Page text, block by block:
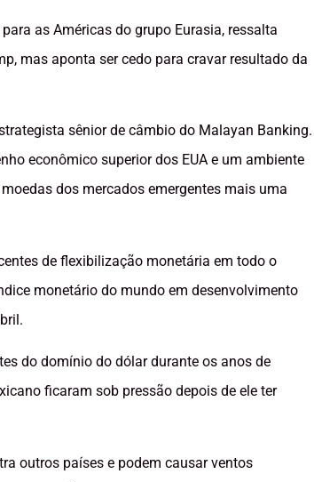
as Américas do grupo Eurasia, ressalta
mas aponta ser cedo para cravar resultado da
sênior de câmbio do Malayan Banking.
econômico superior dos EUA e um ambiente
dos mercados emergentes mais uma
de flexibilização monetária em todo o
monetário do mundo em desenvolvimento
do domínio do dólar durante os anos de
ficaram sob pressão depois de ele ter
outros países e podem causar ventos